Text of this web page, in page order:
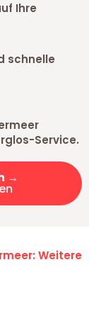
Ihre
schnelle
Service.
→
Weitere